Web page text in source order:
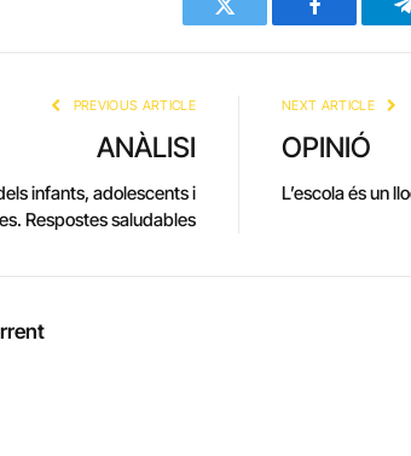
Twitter Facebook
PREVIOUS ARTICLE
ANÀLISI
infants, adolescents i
Respostes saludables
NEXT ARTICLE
OPINIÓ
L’escola és un